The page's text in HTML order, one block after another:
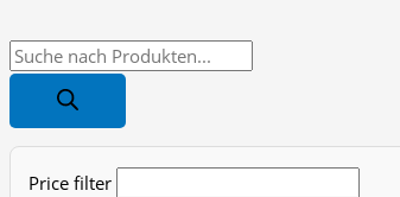
P
o
Price filter